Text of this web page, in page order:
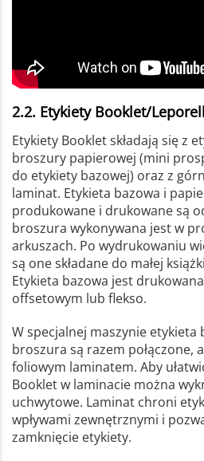
2.2. Etykiety Booklet/
Etykiety Booklet składają się z
broszury papierowej (mini
do etykiety bazowej) oraz z
laminat. Etykieta bazowa i
produkowane i drukowane są
broszura wykonywana jest w
arkuszach. Po wydrukowaniu
są one składane do małej
Etykieta bazowa jest
offsetowym lub flekso.
W specjalnej maszynie
broszura są razem połączone,
foliowym laminatem. Aby
Booklet w laminacie można
uchwytowe. Laminat chroni
wpływami zewnętrznymi i
zamknięcie etykiety.